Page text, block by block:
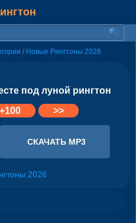
/ Новые Рингтоны 2026
под луной рингтон
>>
СКАЧАТЬ MP3
2026